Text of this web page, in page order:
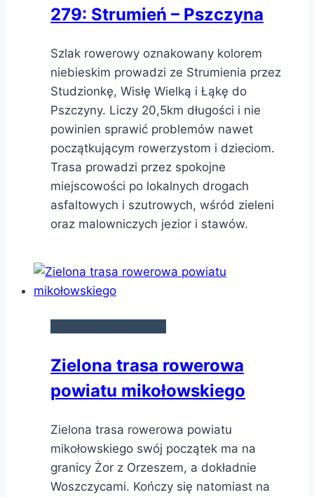
279: Strumień – Pszczyna
Szlak rowerowy oznakowany kolorem
niebieskim prowadzi ze Strumienia przez
Studzionkę, Wisłę Wielką i Łąkę do
Pszczyny. Liczy 20,5km długości i nie
powinien sprawić problemów nawet
początkującym rowerzystom i dzieciom.
Trasa prowadzi przez spokojne
miejscowości po lokalnych drogach
asfaltowych i szutrowych, wśród zieleni
oraz malowniczych jezior i stawów.
Zielona trasa rowerowa
powiatu mikołowskiego
Zielona trasa rowerowa powiatu
mikołowskiego swój początek ma na
granicy Żor z Orzeszem, a dokładnie
Woszczycami. Kończy się natomiast na